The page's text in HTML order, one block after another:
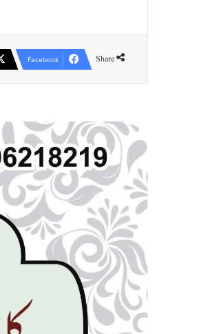
Share
Facebook